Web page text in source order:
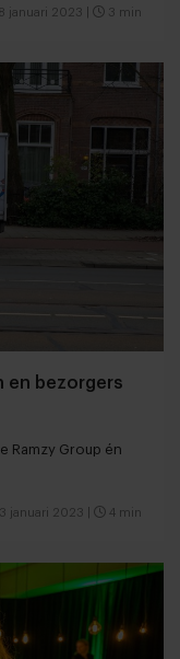
8 januari 2023 3 min
en bezorgers
Ramzy Group én
3 januari 2023 4 min